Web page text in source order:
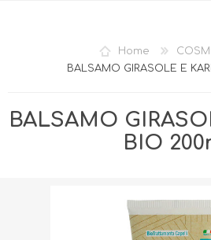
LISTA DEI DESIDERIHome
BALSAMO GIRASOLE E
BALSAMO
BIO